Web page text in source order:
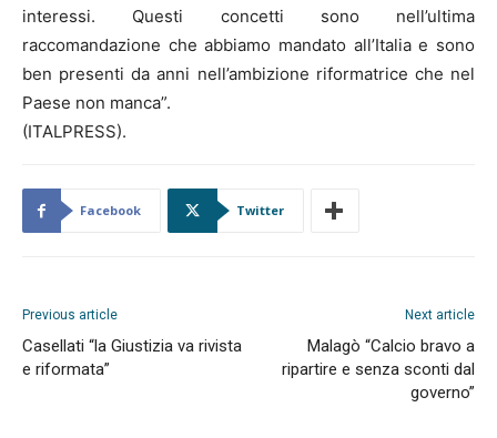
interessi. Questi concetti sono nell’ultima
raccomandazione che abbiamo mandato all’Italia e sono
ben presenti da anni nell’ambizione riformatrice che nel
Paese non manca”.
(ITALPRESS).
Facebook Twitter
Previous article
Casellati “la Giustizia va rivista
e riformata”
Next article
Malagò “Calcio bravo a
ripartire e senza sconti dal
governo”